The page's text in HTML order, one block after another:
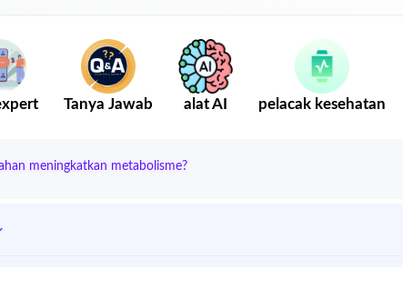
Tanya Jawab alat AI pelacak kesehatan
meningkatkan metabolisme?